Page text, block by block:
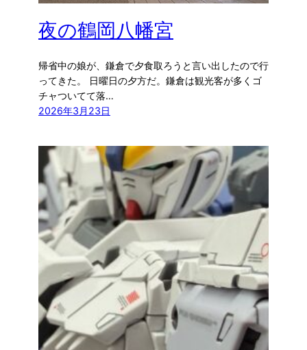
夜の鶴岡八幡宮
帰省中の娘が、鎌倉で夕食取ろうと言い出したので行
ってきた。 日曜日の夕方だ。鎌倉は観光客が多くゴ
チャついてて落…
2026年3月23日